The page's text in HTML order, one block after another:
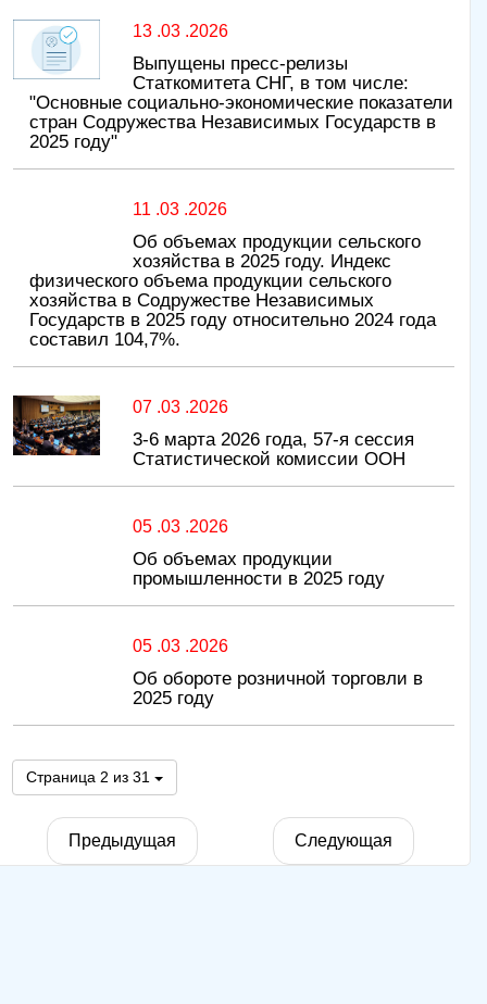
13 .03 .2026
Выпущены пресс-релизы
Статкомитета СНГ, в том числе:
"Основные социально-экономические показатели
стран Содружества Независимых Государств в
2025 году"
11 .03 .2026
Об объемах продукции сельского
хозяйства в 2025 году. Индекс
физического объема продукции сельского
хозяйства в Содружестве Независимых
Государств в 2025 году относительно 2024 года
составил 104,7%.
07 .03 .2026
3-6 марта 2026 года, 57-я сессия
Статистической комиссии ООН
05 .03 .2026
Об объемах продукции
промышленности в 2025 году
05 .03 .2026
Об обороте розничной торговли в
2025 году
Страница 2 из 31
Предыдущая Следующая